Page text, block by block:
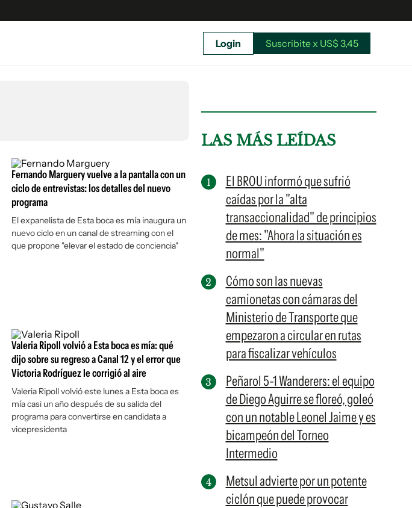
Suscribite x US$ 3,45
Login Suscribite x US$ 3,45
Fernando Marguery vuelve a la pantalla con un
ciclo de entrevistas: los detalles del nuevo
programa
El expanelista de Esta boca es mía inaugura un
nuevo ciclo en un canal de streaming con el
que propone "elevar el estado de conciencia"
Valeria Ripoll volvió a Esta boca es mía: qué
dijo sobre su regreso a Canal 12 y el error que
Victoria Rodríguez le corrigió al aire
Valeria Ripoll volvió este lunes a Esta boca es
mía casi un año después de su salida del
programa para convertirse en candidata a
vicepresidenta
LAS MÁS LEÍDAS
El BROU informó que sufrió
caídas por la "alta
transaccionalidad" de principios
de mes: "Ahora la situación es
normal"
Cómo son las nuevas
camionetas con cámaras del
Ministerio de Transporte que
empezaron a circular en rutas
para fiscalizar vehículos
Peñarol 5-1 Wanderers: el equipo
de Diego Aguirre se floreó, goleó
con un notable Leonel Jaime y es
bicampeón del Torneo
Intermedio
Metsul advierte por un potente
ciclón que puede provocar